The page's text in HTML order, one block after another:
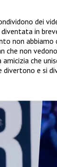
dei
diventata in
non abbiamo
che non
che
divertono e si